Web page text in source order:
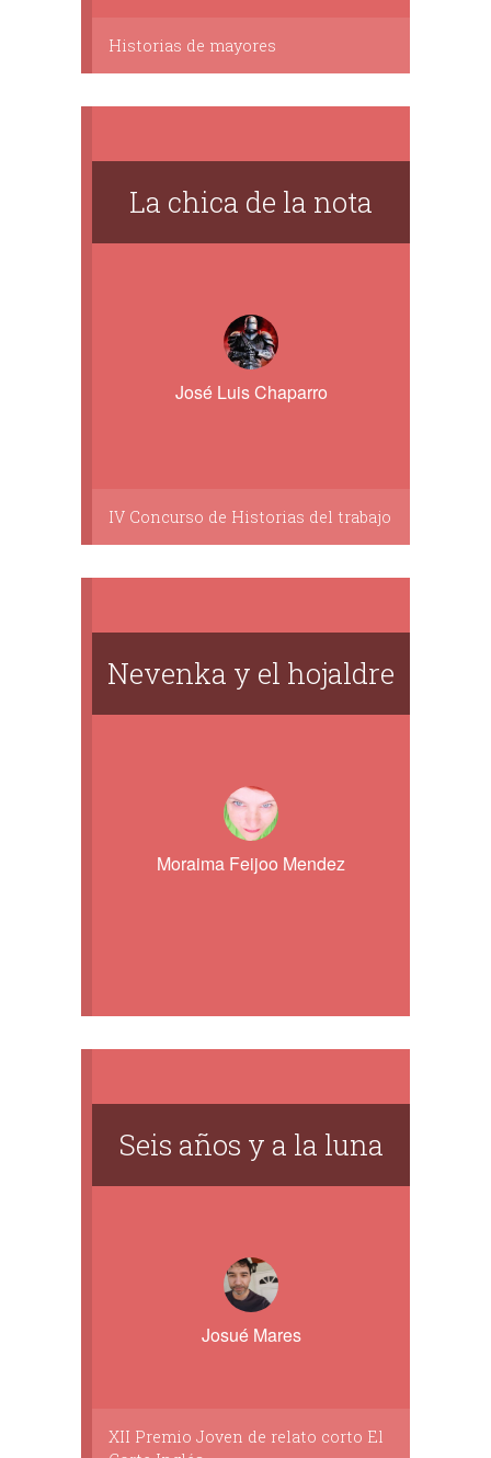
Historias de mayores
La chica de la nota
José Luis Chaparro
IV Concurso de Historias del trabajo
Nevenka y el hojaldre
Moraima Feijoo Mendez
Seis años y a la luna
Josué Mares
XII Premio Joven de relato corto El